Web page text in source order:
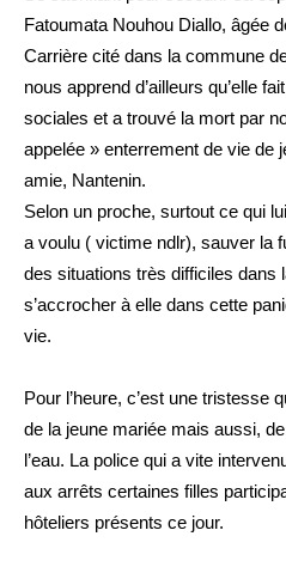
Fatoumata Nouhou Diallo, âgée
Carrière cité dans la commune
nous apprend d’ailleurs qu’elle
sociales et a trouvé la mort par
appelée » enterrement de vie de
amie, Nantenin.
Selon un proche, surtout ce qui
a voulu ( victime ndlr), sauver la
des situations très difficiles dans
s’accrocher à elle dans cette
vie.
Pour l’heure, c’est une tristesse
de la jeune mariée mais aussi,
l’eau. La police qui a vite
aux arrêts certaines filles
hôteliers présents ce jour.